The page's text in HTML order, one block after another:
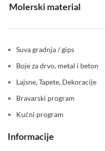
Molerski material
Suva gradnja / gips
Boje za drvo, metal i beton
Lajsne, Tapete, Dekoracije
Bravarski program
Kućni program
Informacije